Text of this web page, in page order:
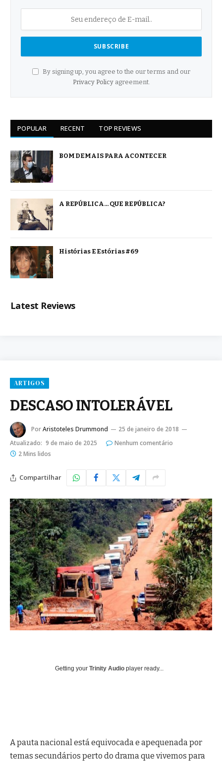
By signing up, you agree to the our terms and our
Privacy Policyagreement.
POPULAR RECENT TOP REVIEWS
BOM DEMAIS PARA ACONTECER
A REPÚBLICA… QUE REPÚBLICA?
Histórias E Estórias #69
Latest Reviews
ARTIGOS
DESCASO INTOLERÁVEL
PorAristoteles Drummond
25 de janeiro de 2018
Atualizado: 9 de maio de 2025
Nenhum comentário
2 Mins lidos
Compartilhar
Getting your Trinity Audio player ready...
A pauta nacional está equivocada e apequenada por
temas secundários perto do drama que vivemos para